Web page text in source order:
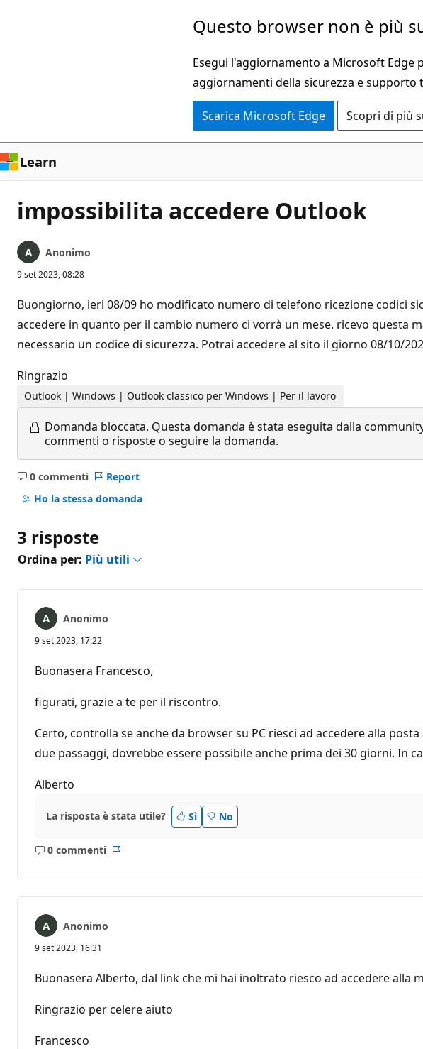
Questo browser non è più
Esegui l'aggiornamento a Microsoft
aggiornamenti della sicurezza e supporto
Scarica Microsoft Edge Scopri di più
Learn
impossibilita accedere Outlook
Anonimo
9 set 2023, 08:28
Buongiorno, ieri 08/09 ho modificato numero di telefono ricezione codici
accedere in quanto per il cambio numero ci vorrà un mese. ricevo questa
necessario un codice di sicurezza. Potrai accedere al sito il giorno 08/10/
Ringrazio
Outlook | Windows | Outlook classico per Windows | Per il lavoro
Domanda bloccata. Questa domanda è stata eseguita dalla
commenti o risposte o seguire la domanda.
0 commenti
Nessun
commento
Report
Ho la stessa domanda
3 risposte
Ordina per: Più utili
Anonimo
9 set 2023, 17:22
Buonasera Francesco,
figurati, grazie a te per il riscontro.
Certo, controlla se anche da browser su PC riesci ad accedere alla
due passaggi, dovrebbe essere possibile anche prima dei 30 giorni. In
Alberto
La risposta è stata utile? Sì No
0 commenti
Nessun
Anonimo
9 set 2023, 16:31
Buonasera Alberto, dal link che mi hai inoltrato riesco ad accedere alla
Ringrazio per celere aiuto
Francesco